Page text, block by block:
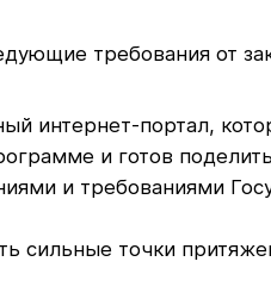
требования от
интернет-портал,
и готов
и требованиями
точки